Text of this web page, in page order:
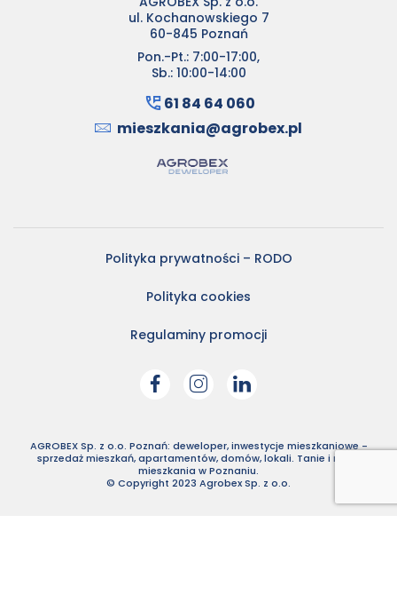
ul. Kochanowskiego 7
60-845 Poznań
Pon.-Pt.: 7:00-17:00,
Sb.: 10:00-14:00
61 84 64 060
mieszkania@agrobex.pl
Polityka prywatności – RODO
Polityka cookies
Regulaminy promocji
AGROBEX Sp. z o.o. Poznań: deweloper, inwestycje mieszkaniowe -
sprzedaż mieszkań, apartamentów, domów, lokali. Tanie i nowe
mieszkania w Poznaniu.
© Copyright 2023 Agrobex Sp. z o.o.